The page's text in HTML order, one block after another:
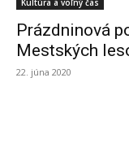
Kultúra a voľný čas
Prázdninová
Mestských
22. júna 2020